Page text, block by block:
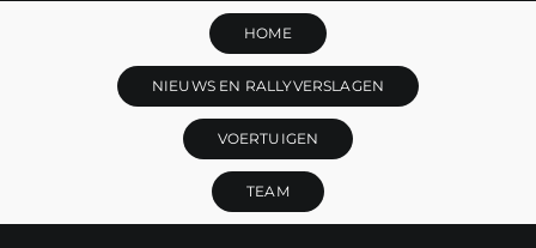
HOME
NIEUWS EN RALLYVERSLAGEN
VOERTUIGEN
TEAM